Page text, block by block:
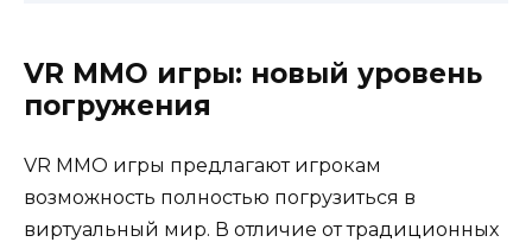
VR MMO игры: новый уровень
погружения
VR MMO игры предлагают игрокам
возможность полностью погрузиться в
виртуальный мир. В отличие от традиционных